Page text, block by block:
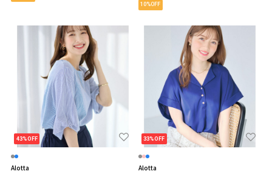
10%OFF
43%OFF
Alotta
33%OFF
Alotta